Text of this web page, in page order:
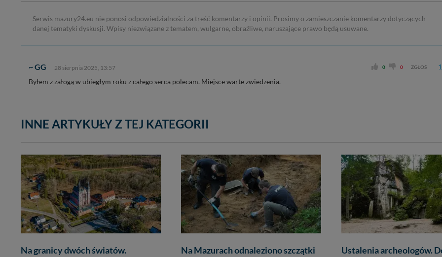
Serwis mazury24.eu nie ponosi odpowiedzialności za treść komentarzy i opinii. Prosimy o zamieszczanie komentarzy dotyczących
danej tematyki dyskusji. Wpisy niezwiązane z tematem, wulgarne, obraźliwe, naruszające prawo będą usuwane.
~ GG 28 sierpnia 2025, 13:57 0 0 ZGŁOŚ 1
Byłem z załogą w ubiegłym roku z całego serca polecam. Miejsce warte zwiedzenia.
INNE ARTYKUŁY Z TEJ KATEGORII
Na granicy dwóch światów.
Na Mazurach odnaleziono szczątki
Ustalenia archeologów.